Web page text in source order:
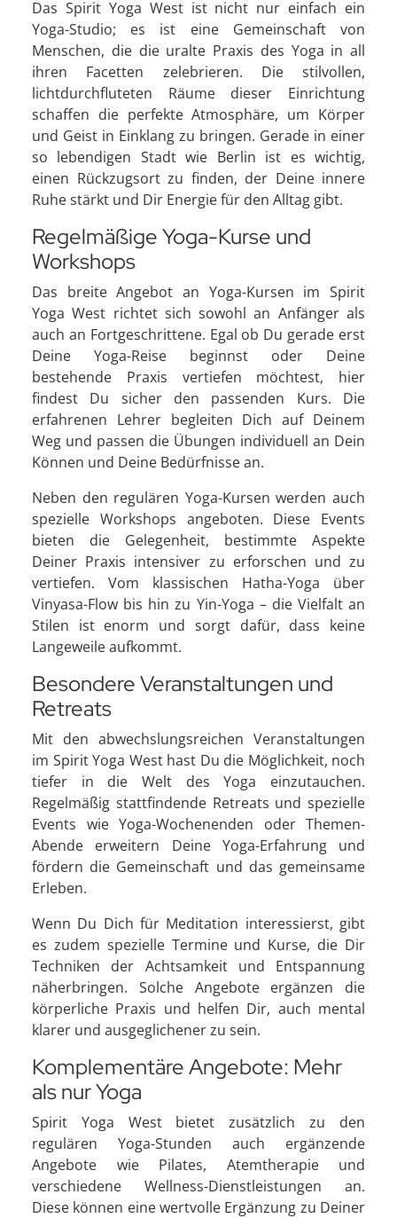
Das Spirit Yoga West ist nicht nur einfach ein
Yoga-Studio; es ist eine Gemeinschaft von
Menschen, die die uralte Praxis des Yoga in all
ihren Facetten zelebrieren. Die stilvollen,
lichtdurchfluteten Räume dieser Einrichtung
schaffen die perfekte Atmosphäre, um Körper
und Geist in Einklang zu bringen. Gerade in einer
so lebendigen Stadt wie Berlin ist es wichtig,
einen Rückzugsort zu finden, der Deine innere
Ruhe stärkt und Dir Energie für den Alltag gibt.
Regelmäßige Yoga-Kurse und
Workshops
Das breite Angebot an Yoga-Kursen im Spirit
Yoga West richtet sich sowohl an Anfänger als
auch an Fortgeschrittene. Egal ob Du gerade erst
Deine Yoga-Reise beginnst oder Deine
bestehende Praxis vertiefen möchtest, hier
findest Du sicher den passenden Kurs. Die
erfahrenen Lehrer begleiten Dich auf Deinem
Weg und passen die Übungen individuell an Dein
Können und Deine Bedürfnisse an.
Neben den regulären Yoga-Kursen werden auch
spezielle Workshops angeboten. Diese Events
bieten die Gelegenheit, bestimmte Aspekte
Deiner Praxis intensiver zu erforschen und zu
vertiefen. Vom klassischen Hatha-Yoga über
Vinyasa-Flow bis hin zu Yin-Yoga – die Vielfalt an
Stilen ist enorm und sorgt dafür, dass keine
Langeweile aufkommt.
Besondere Veranstaltungen und
Retreats
Mit den abwechslungsreichen Veranstaltungen
im Spirit Yoga West hast Du die Möglichkeit, noch
tiefer in die Welt des Yoga einzutauchen.
Regelmäßig stattfindende Retreats und spezielle
Events wie Yoga-Wochenenden oder Themen-
Abende erweitern Deine Yoga-Erfahrung und
fördern die Gemeinschaft und das gemeinsame
Erleben.
Wenn Du Dich für Meditation interessierst, gibt
es zudem spezielle Termine und Kurse, die Dir
Techniken der Achtsamkeit und Entspannung
näherbringen. Solche Angebote ergänzen die
körperliche Praxis und helfen Dir, auch mental
klarer und ausgeglichener zu sein.
Komplementäre Angebote: Mehr
als nur Yoga
Spirit Yoga West bietet zusätzlich zu den
regulären Yoga-Stunden auch ergänzende
Angebote wie Pilates, Atemtherapie und
verschiedene Wellness-Dienstleistungen an.
Diese können eine wertvolle Ergänzung zu Deiner